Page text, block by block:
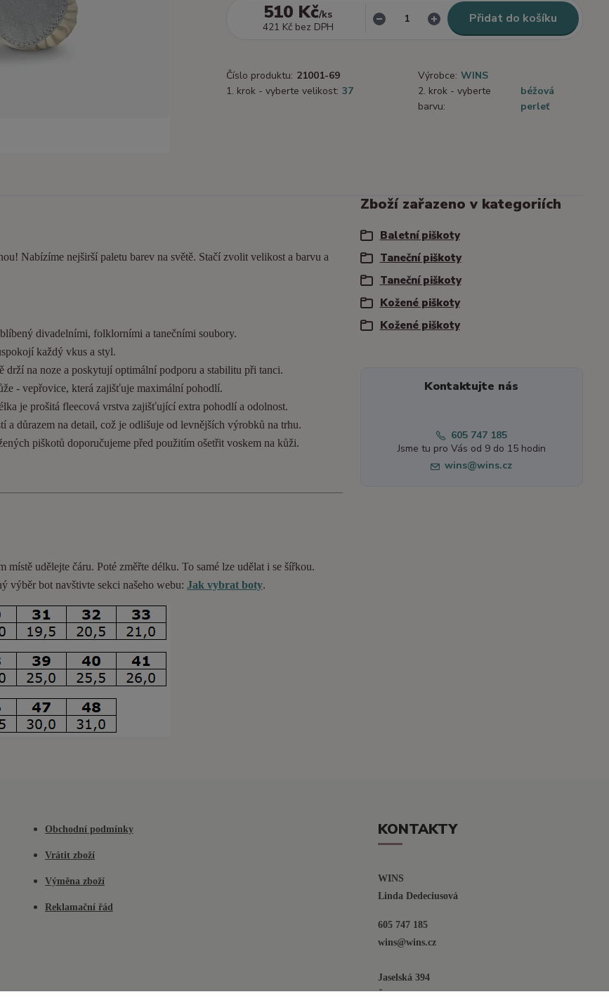
510 Kč/ks
421 Kč bez DPH
Přidat do košíku
Číslo produktu: 21001-69 Výrobce: WINS
1. krok - vyberte velikost: 37
2. krok - vyberte
barvu:
béžová
perleť
Nabízíme nejširší paletu barev na světě. Stačí zvolit velikost a barvu a
divadelními, folklorními a tanečními soubory.
každý vkus a styl.
na noze a poskytují optimální podporu a stabilitu při tanci.
- vepřovice, která zajišťuje maximální pohodlí.
je prošitá fleecová vrstva zajišťující extra pohodlí a odolnost.
a důrazem na detail, což je odlišuje od levnějších výrobků na trhu.
piškotů doporučujeme před použitím ošetřit voskem na kůži.
místě udělejte čáru. Poté změřte délku. To samé lze udělat i se šířkou.
výběr bot navštivte sekci našeho webu: Jak vybrat boty.
Zboží zařazeno v kategoriích
Baletní piškoty
Taneční piškoty
Taneční piškoty
Kožené piškoty
Kožené piškoty
Kontaktujte nás
605 747 185
Jsme tu pro Vás od 9 do 15 hodin
wins@wins.cz
Obchodní podmínky
Vrátit zboží
Výměna zboží
Reklamační řád
KONTAKTY
WINS
Linda Dedeciusová
605 747 185
wins@wins.cz
Jaselská 394
Šenov u N. Jičína